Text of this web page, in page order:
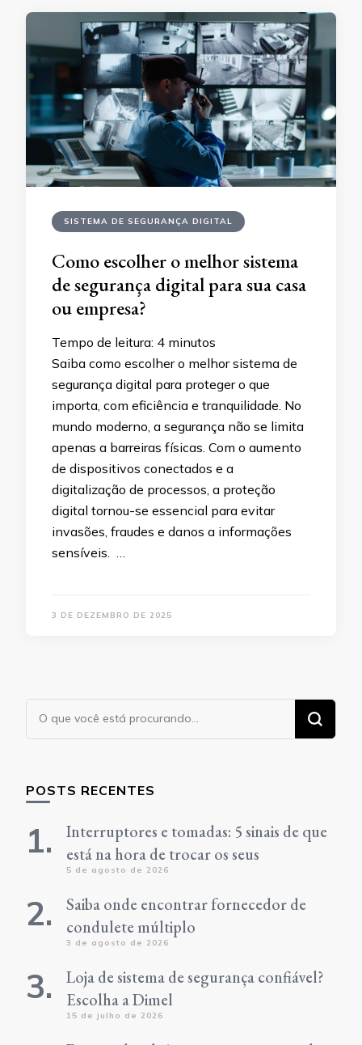
SISTEMA DE SEGURANÇA DIGITAL
Como escolher o melhor sistema
de segurança digital para sua casa
ou empresa?
Tempo de leitura: 4 minutos
Saiba como escolher o melhor sistema de
segurança digital para proteger o que
importa, com eficiência e tranquilidade. No
mundo moderno, a segurança não se limita
apenas a barreiras físicas. Com o aumento
de dispositivos conectados e a
digitalização de processos, a proteção
digital tornou-se essencial para evitar
invasões, fraudes e danos a informações
sensíveis. …
3 DE DEZEMBRO DE 2025
Procurando
algo?
POSTS RECENTES
Interruptores e tomadas: 5 sinais de que
está na hora de trocar os seus
5 de agosto de 2026
Saiba onde encontrar fornecedor de
condulete múltiplo
3 de agosto de 2026
Loja de sistema de segurança confiável?
Escolha a Dimel
15 de julho de 2026